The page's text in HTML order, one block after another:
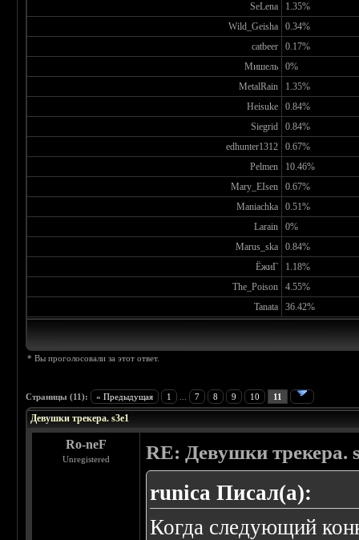
SeLena
1.35%
Wild_Geisha
0.34%
catbeer
0.17%
Мишель
0%
MetalRain
1.35%
Heisuke
0.84%
Siegrid
0.84%
edhunter1312
0.67%
Pelmen
10.46%
Mary_EIsen
0.67%
Maniachka
0.51%
Larain
0%
Marus_ska
0.84%
ЁжиГ
1.18%
The_Poison
4.55%
Tanata
36.42%
* Вы проголосовали за этот ответ.
Страницы (11): « Предыдущая 1 7 8 9 10 11
Девушки трекера. s3e1
Ro-neF
Unregistered RE: Девушки трекера.
runica Писал(а):
Когда следующий